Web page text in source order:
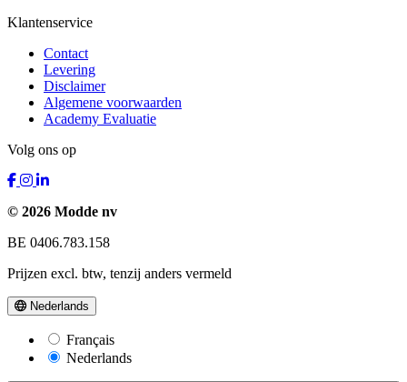
Klantenservice
Contact
Levering
Disclaimer
Algemene voorwaarden
Academy Evaluatie
Volg ons op
© 2026 Modde nv
BE 0406.783.158
Prijzen excl. btw, tenzij anders vermeld
Nederlands
Français
Nederlands